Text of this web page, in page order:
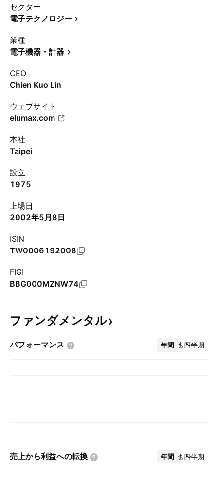
セクター
電子テクノロジー
業種
電子機器・計器
CEO
Chien Kuo Lin
ウェブサイト
elumax.com
本社
Taipei
設立
1975
上場日
2002年5月8日
ISIN
TW0006192008
FIGI
BBG000MZNW74
ファンダメンタル
パフォーマンス 年間 四半期
その他
売上から利益への転換 年間 四半期
その他